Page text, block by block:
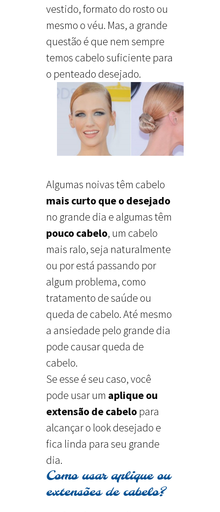
vestido, formato do rosto ou
mesmo o véu. Mas, a grande
questão é que nem sempre
temos cabelo suficiente para
o penteado desejado.
Algumas noivas têm cabelo
mais curto que o desejado
no grande dia e algumas têm
pouco cabelo, um cabelo
mais ralo, seja naturalmente
ou por está passando por
algum problema, como
tratamento de saúde ou
queda de cabelo. Até mesmo
a ansiedade pelo grande dia
pode causar queda de
cabelo.
Se esse é seu caso, você
pode usar um aplique ou
extensão de cabelopara
alcançar o look desejado e
fica linda para seu grande
dia.
Como usar aplique ou
extensões de cabelo?